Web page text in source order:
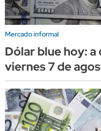
Mercado informal
Dólar blue hoy:
viernes 7 de